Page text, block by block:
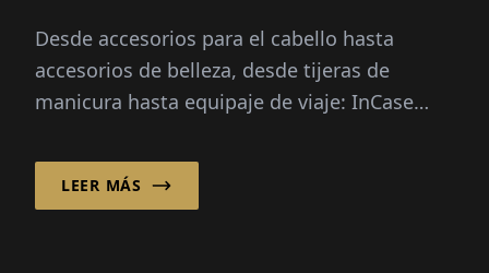
Desde accesorios para el cabello hasta
accesorios de belleza, desde tijeras de
manicura hasta equipaje de viaje: InCase
Essen, se ha establecido en...
LEER MÁS